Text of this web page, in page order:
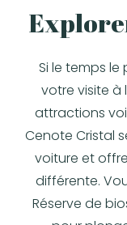
Si le temps
votre visite à
attractions
Cenote Cristal
voiture et
différente.
Réserve de